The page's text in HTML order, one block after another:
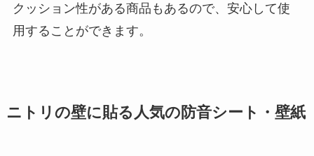
クッション性がある商品もあるので、安心して使
用することができます。
ニトリの壁に貼る人気の防音シート・壁紙